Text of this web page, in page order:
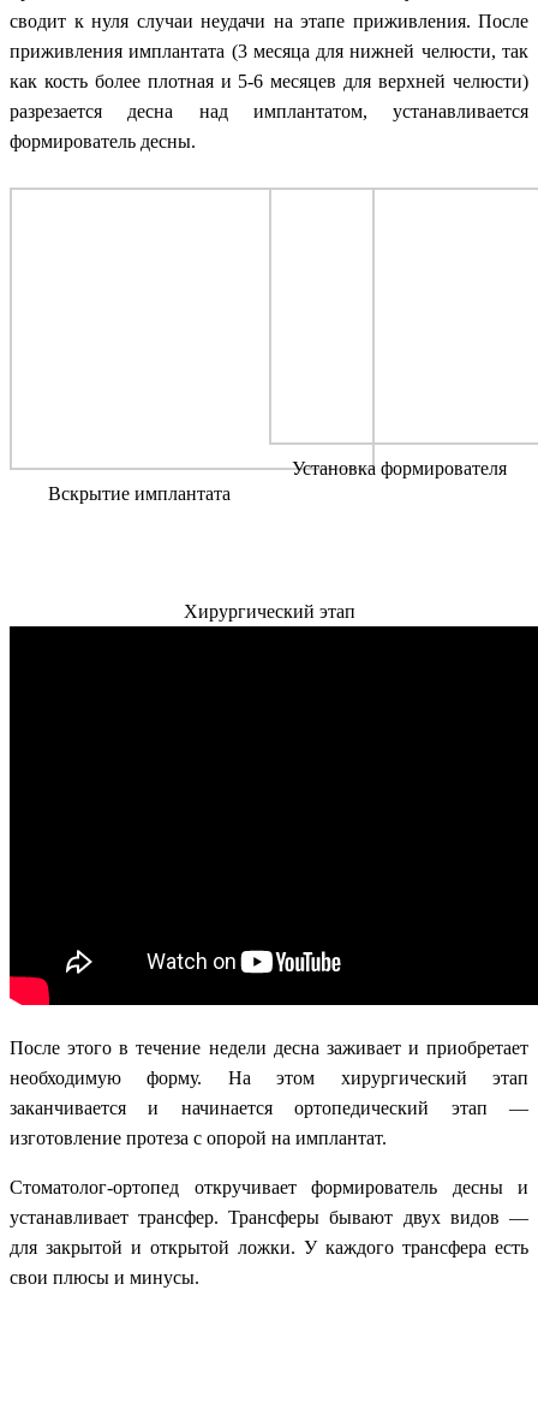
сводит к нуля случаи неудачи на этапе приживления. После
приживления имплантата (3 месяца для нижней челюсти, так
как кость более плотная и 5-6 месяцев для верхней челюсти)
разрезается десна над имплантатом, устанавливается
формирователь десны.
Вскрытие имплантата
Установка формирователя
Хирургический этап
После этого в течение недели десна заживает и приобретает
необходимую форму. На этом хирургический этап
заканчивается и начинается ортопедический этап —
изготовление протеза с опорой на имплантат.
Стоматолог-ортопед откручивает формирователь десны и
устанавливает трансфер. Трансферы бывают двух видов —
для закрытой и открытой ложки. У каждого трансфера есть
свои плюсы и минусы.